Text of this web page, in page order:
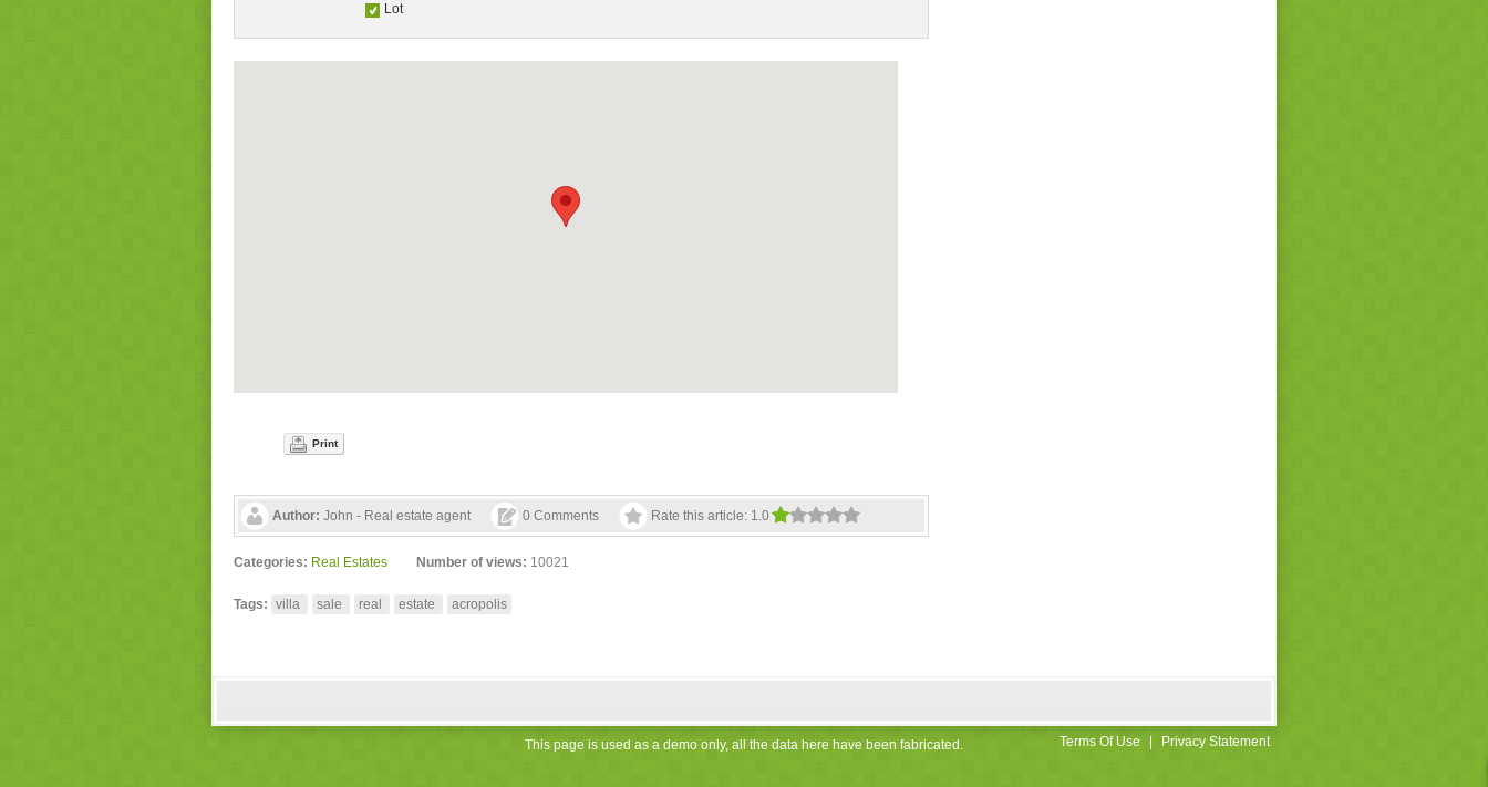
Lot
Print
Author: John - Real estate agent 0 Comments Rate this article: 1.0
Categories: Real Estates Number of views: 10021
Tags: villa sale real estate acropolis
This page is used as a demo only, all the data here have been fabricated. Terms Of Use Privacy Statement